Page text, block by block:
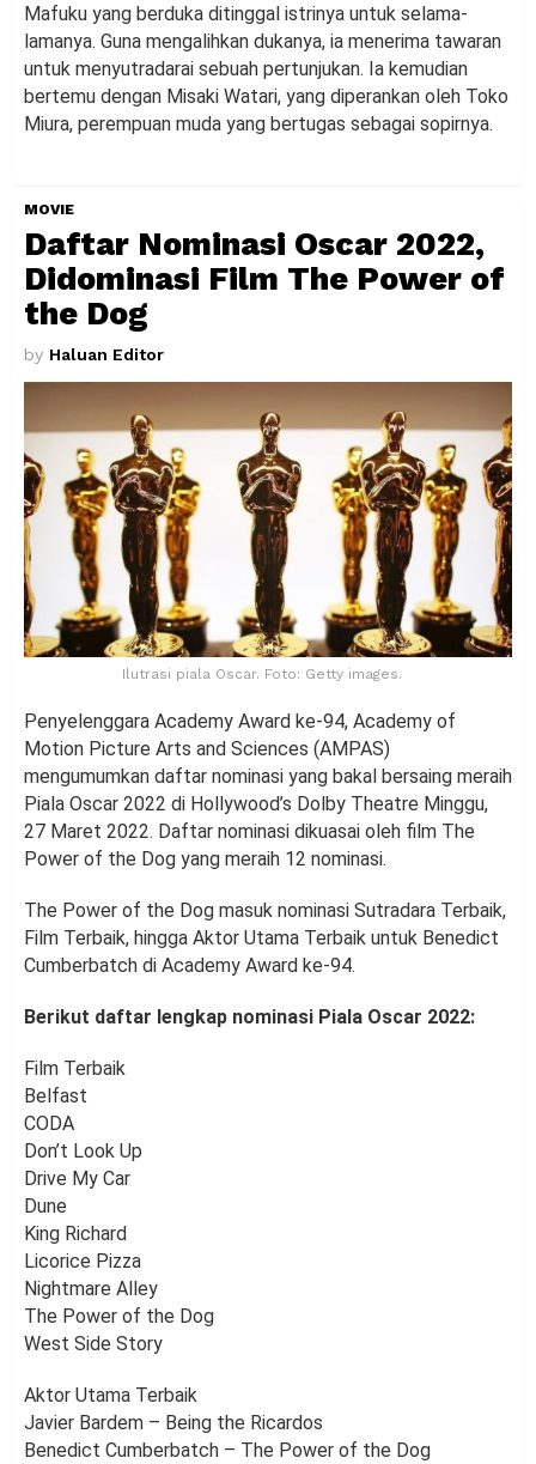
Mafuku yang berduka ditinggal istrinya untuk selama-
lamanya. Guna mengalihkan dukanya, ia menerima tawaran
untuk menyutradarai sebuah pertunjukan. Ia kemudian
bertemu dengan Misaki Watari, yang diperankan oleh Toko
Miura, perempuan muda yang bertugas sebagai sopirnya.
MOVIE
Daftar Nominasi Oscar 2022,
Didominasi Film The Power of
the Dog
by Haluan Editor
Ilutrasi piala Oscar. Foto: Getty images.
Penyelenggara Academy Award ke-94, Academy of
Motion Picture Arts and Sciences (AMPAS)
mengumumkan daftar nominasi yang bakal bersaing meraih
Piala Oscar 2022 di Hollywood’s Dolby Theatre Minggu,
27 Maret 2022. Daftar nominasi dikuasai oleh film The
Power of the Dog yang meraih 12 nominasi.
The Power of the Dog masuk nominasi Sutradara Terbaik,
Film Terbaik, hingga Aktor Utama Terbaik untuk Benedict
Cumberbatch di Academy Award ke-94.
Berikut daftar lengkap nominasi Piala Oscar 2022:
Film Terbaik
Belfast
CODA
Don’t Look Up
Drive My Car
Dune
King Richard
Licorice Pizza
Nightmare Alley
The Power of the Dog
West Side Story
Aktor Utama Terbaik
Javier Bardem – Being the Ricardos
Benedict Cumberbatch – The Power of the Dog